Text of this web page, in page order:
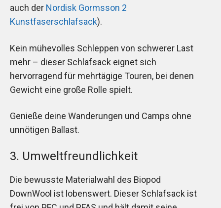
auch der Nordisk Gormsson 2
Kunstfaserschlafsack).
Kein mühevolles Schleppen von schwerer Last
mehr – dieser Schlafsack eignet sich
hervorragend für mehrtägige Touren, bei denen
Gewicht eine große Rolle spielt.
Genieße deine Wanderungen und Camps ohne
unnötigen Ballast.
3. Umweltfreundlichkeit
Die bewusste Materialwahl des Biopod
DownWool ist lobenswert. Dieser Schlafsack ist